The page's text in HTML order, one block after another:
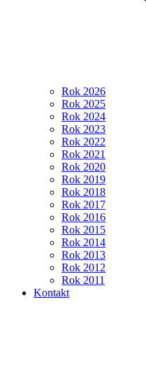
Rok 2026
Rok 2025
Rok 2024
Rok 2023
Rok 2022
Rok 2021
Rok 2020
Rok 2019
Rok 2018
Rok 2017
Rok 2016
Rok 2015
Rok 2014
Rok 2013
Rok 2012
Rok 2011
Kontakt